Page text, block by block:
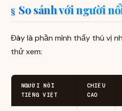
So sánh với người
Đây là phần mình thấy thú vị
thử xem:
NGƯỜI NỔI
TIẾNG VIỆT
CHIỀU
CAO